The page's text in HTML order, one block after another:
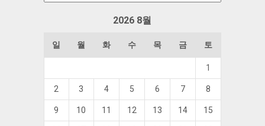
2026 8월
일 월 화 수 목 금 토
1
2 3 4 5 6 7 8
9 10 11 12 13 14 15